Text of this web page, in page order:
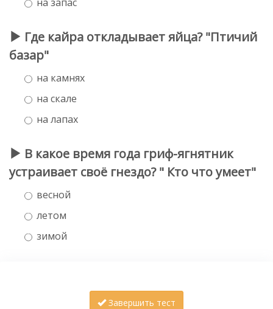
Где кайра откладывает яйца? "Птичий
базар"
на камнях
на скале
на лапах
В какое время года гриф-ягнятник
устраивает своё гнездо? " Кто что умеет"
весной
летом
зимой
Завершить тест